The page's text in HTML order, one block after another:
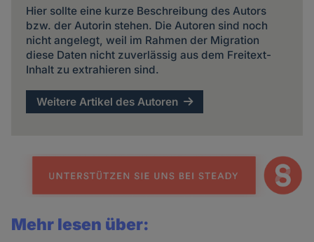
Hier sollte eine kurze Beschreibung des Autors
bzw. der Autorin stehen. Die Autoren sind noch
nicht angelegt, weil im Rahmen der Migration
diese Daten nicht zuverlässig aus dem Freitext-
Inhalt zu extrahieren sind.
Weitere Artikel des Autoren
Mehr lesen über: